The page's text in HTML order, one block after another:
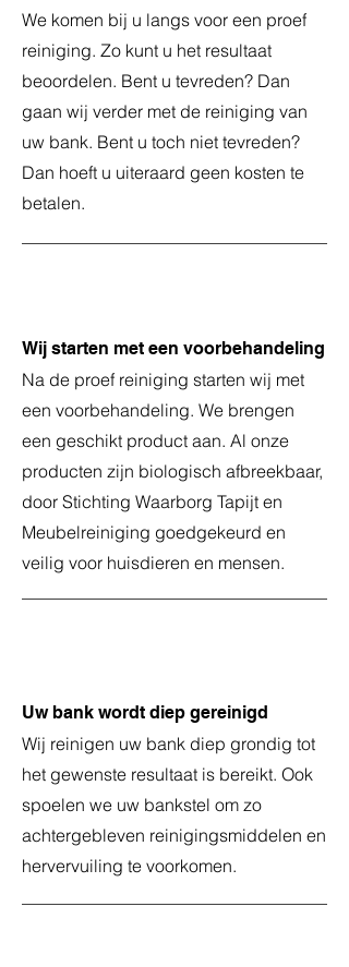
We komen bij u langs voor een proef
reiniging. Zo kunt u het resultaat
beoordelen. Bent u tevreden? Dan
gaan wij verder met de reiniging van
uw bank. Bent u toch niet tevreden?
Dan hoeft u uiteraard geen kosten te
betalen.
Wij starten met een voorbehandeling
Na de proef reiniging starten wij met
een voorbehandeling. We brengen
een geschikt product aan. Al onze
producten zijn biologisch afbreekbaar,
door Stichting Waarborg Tapijt en
Meubelreiniging goedgekeurd en
veilig voor huisdieren en mensen.
Uw bank wordt diep gereinigd
Wij reinigen uw bank diep grondig tot
het gewenste resultaat is bereikt. Ook
spoelen we uw bankstel om zo
achtergebleven reinigingsmiddelen en
hervervuiling te voorkomen.